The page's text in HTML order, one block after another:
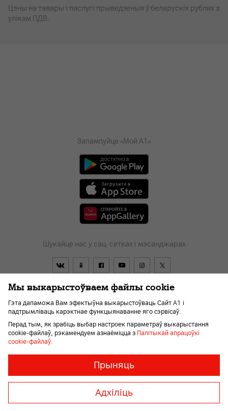
Цэны на тавары i паслугі прыведзеныя ў беларускіх рублях з
улікам ПДВ.
Запампуйце «Мой А1»
Шукайце нас у сац. сетках і мэсанджарах
Дагавор Пра кампанію Навіны
Перайсці ў А1
Дапамога і падтрымка
© 2026 Унітарнае прадпрыемства «А1». Усе правы абароненыя.
Member of A1 Group
Мы выкарыстоўваем файлы cookie
Гэта дапаможа Вам эфектыўна выкарыстоўваць Сайт А1 і
падтрымліваць карэктнае функцыянаванне яго сэрвісаў.
Перад тым, як зрабіць выбар настроек параметраў выкарыстання
cookie-файлаў, рэкамендуем азнаёміцца з Палітыкай апрацоўкі
cookie-файлаў.
«cookie»
Адхіліць
Прыняць